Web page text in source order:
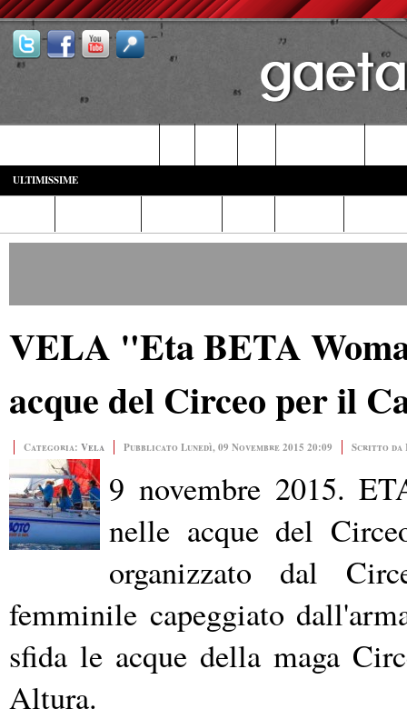
ULTIMISSIME
VELA "Eta BETA
acque del Circeo per il
Categoria: Vela Pubblicato Lunedì, 09 Novembre 2015 20:09 Scritto da
9 novembre 2015.
nelle acque del
organizzato dal
femminile capeggiato
sfida le acque della maga
Altura.